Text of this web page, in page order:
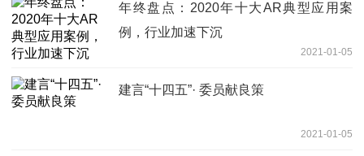
年终盘点：2020年十大AR典型应用案
例，行业加速下沉
2021-01-05
建言“十四五”· 委员献良策
2021-01-05